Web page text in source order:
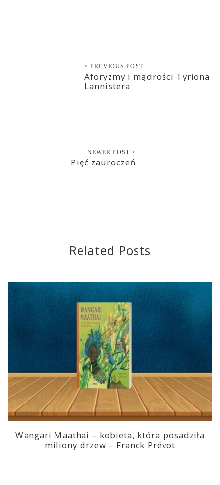
< PREVIOUS POST
Aforyzmy i mądrości Tyriona
Lannistera
NEWER POST >
Pięć zauroczeń
Related Posts
Wangari Maathai – kobieta, która posadziła
miliony drzew – Franck Prévot